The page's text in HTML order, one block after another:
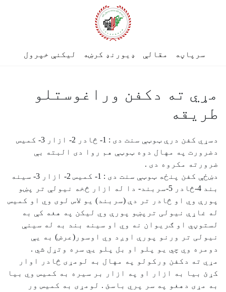
سرپاڼه مقالې ډیورنډ کرښه لیکنې خپرول
مړي ته دكفن وراغوستلو
طريقه
دسړي كفن درې ټوټې سنت دى : 1- څادر 2- ازار 3- كميس
دضرورت په مهال دوه ټوټې هم روا دى البته بې
ضرورته مكروه دى .
دښځې كفن پنځه ټوټې سنت دى : 1- كميس 2- ازار 3- سينه
بند 4-څادر 5-سربند- دا له ازار څخه نيولې تر پښو
پورې وي او څادر تر دې (سربند) يو لاس لوی وي او كميس
له غاړې نيولی ترپښو پورې وي ليكن په هغه كې به
لستوڼي او ګريوان نه وي او سينه بند به له سينې
نيولی تر ورنو پورې اوږد وي اوسور(عرض) به يې
دومره وي چي يو پلو او بل پلو يي سره وتړل شي .
مړي ته دكفن وركولو په مهال به لومړى څادر اوار
كړئ بيا به ازار او په ازار بر سيره به كميس وي بيا
به مړى دهغو په سر پري باسئ . لومړى به كميس ور